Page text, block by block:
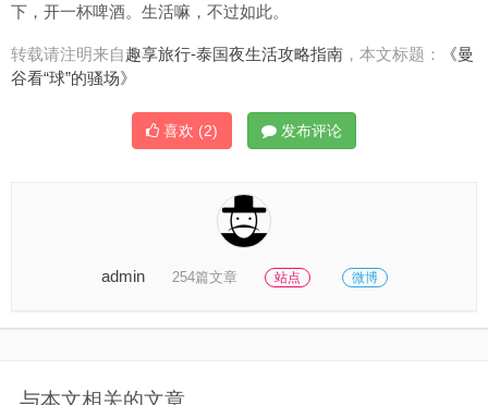
下，开一杯啤酒。生活嘛，不过如此。
转载请注明来自趣享旅行-泰国夜生活攻略指南 ，本文标题：
《曼
谷看“球”的骚场》
喜欢 (2) 发布评论
admin 254篇文章 站点 微博
与本文相关的文章